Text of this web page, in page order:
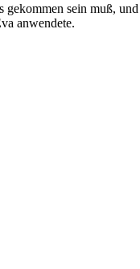
sein muß,
anwendete.